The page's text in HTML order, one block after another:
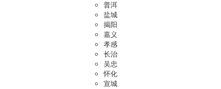
普洱
盐城
揭阳
嘉义
孝感
长治
吴忠
怀化
宣城